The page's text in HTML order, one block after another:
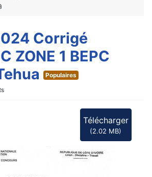
Corrigé
ZONE 1 BEPC
Populaires
Télécharger
(2.02 MB)